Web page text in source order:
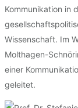
Kommunikation in
Wissenschaft. Im
Molthagen-
einer
geleitet.